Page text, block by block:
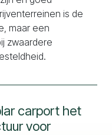
is de
maar een
zwaardere
carport het
voor